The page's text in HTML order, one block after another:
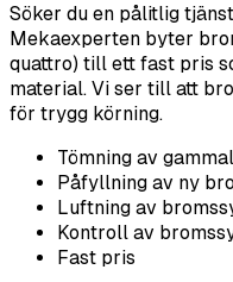
Söker du en pålitlig
Mekaexperten byter
quattro) till ett fast pris
material. Vi ser till att
för trygg körning.
Tömning av
Påfyllning av ny
Luftning av
Kontroll av
Fast pris